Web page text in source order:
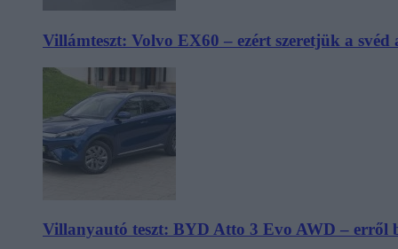
Villámteszt: Volvo EX60 – ezért szeretjük a svéd
Villanyautó teszt: BYD Atto 3 Evo AWD – erről